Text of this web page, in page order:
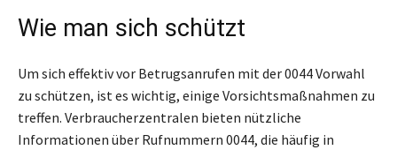
Wie man sich schützt
Um sich effektiv vor Betrugsanrufen mit der 0044 Vorwahl
zu schützen, ist es wichtig, einige Vorsichtsmaßnahmen zu
treffen. Verbraucherzentralen bieten nützliche
Informationen über Rufnummern 0044, die häufig in